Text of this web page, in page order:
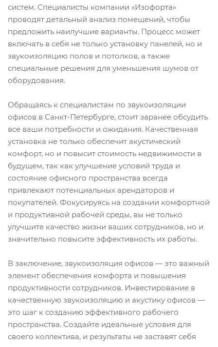
систем. Специалисты компании «Изофорта»
проводят детальный анализ помещений, чтобы
предложить наилучшие варианты. Процесс может
включать в себя не только установку панелей, но и
звукоизоляцию полов и потолков, а также
специальные решения для уменьшения шумов от
оборудования.
Обращаясь к специалистам по звукоизоляции
офисов в Санкт-Петербурге, стоит заранее обсудить
все ваши потребности и ожидания. Качественная
установка не только обеспечит акустический
комфорт, но и повысит стоимость недвижимости в
будущем, так как улучшение условий труда и
состояние офисного пространства всегда
привлекают потенциальных арендаторов и
покупателей. Фокусируясь на создании комфортной
и продуктивной рабочей среды, вы не только
улучшите качество жизни ваших сотрудников, но и
значительно повысите эффективность их работы.
В заключение, звукоизоляция офисов — это важный
элемент обеспечения комфорта и повышения
продуктивности сотрудников. Инвестирование в
качественную звукоизоляцию и акустику офисов —
это шаг к созданию эффективного рабочего
пространства. Создайте идеальные условия для
своего коллектива, и результаты не заставят себя